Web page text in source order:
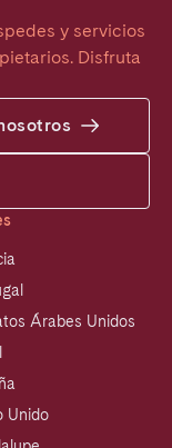
y servicios
Disfruta
Árabes Unidos
Unido